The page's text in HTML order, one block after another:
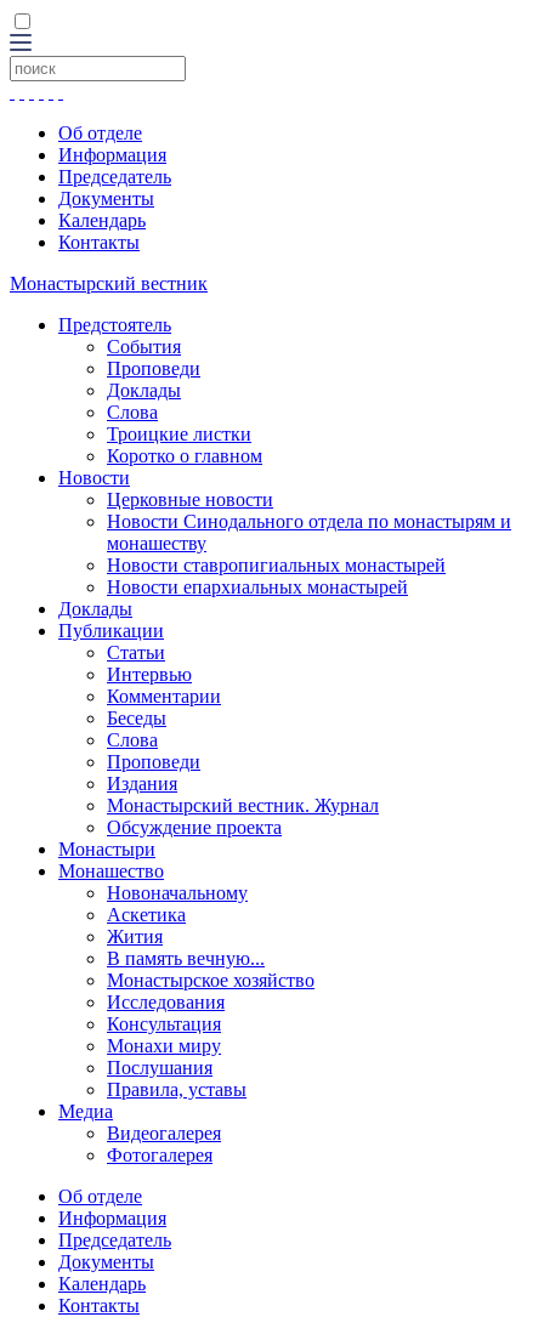
Об отделе
Информация
Председатель
Документы
Календарь
Контакты
Монастырский вестник
Предстоятель
События
Проповеди
Доклады
Слова
Троицкие листки
Коротко о главном
Новости
Церковные новости
Новости Синодального отдела по монастырям и
монашеству
Новости ставропигиальных монастырей
Новости епархиальных монастырей
Доклады
Публикации
Статьи
Интервью
Комментарии
Беседы
Слова
Проповеди
Издания
Монастырский вестник. Журнал
Обсуждение проекта
Монастыри
Монашество
Новоначальному
Аскетика
Жития
В память вечную...
Монастырское хозяйство
Исследования
Консультация
Монахи миру
Послушания
Правила, уставы
Медиа
Видеогалерея
Фотогалерея
Об отделе
Информация
Председатель
Документы
Календарь
Контакты